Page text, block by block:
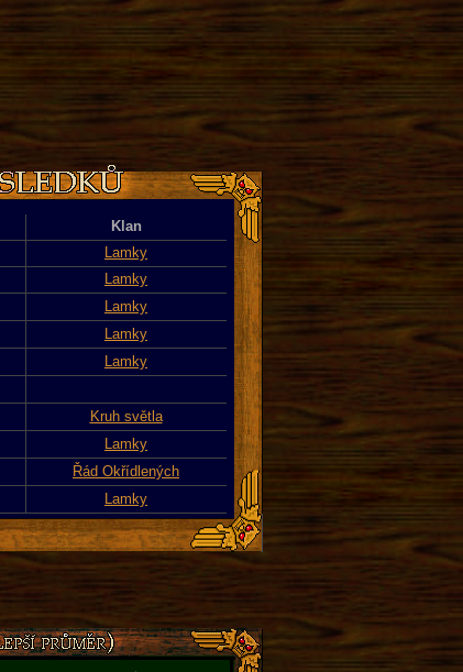
Klan
Lamky
Lamky
Lamky
Lamky
Lamky
Kruh světla
Lamky
Řád Okřídlených
Lamky